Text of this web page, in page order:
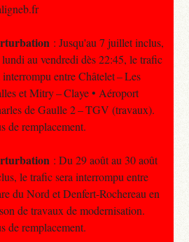
: Jusqu'au 7 juillet inclus,
au vendredi dès 22:45, le trafic
interrompu entre Châtelet – Les
et Mitry – Claye • Aéroport
de Gaulle 2 – TGV (travaux).
de remplacement.
: Du 29 août au 30 août
le trafic sera interrompu entre
du Nord et Denfert-Rochereau en
de travaux de modernisation.
de remplacement.